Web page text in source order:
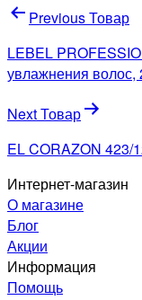
Навигация
по
записям
Previous Товар
LEBEL
увлажнения волос,
Next Товар
EL CORAZON 423/
Интернет-магазин
О магазине
Блог
Акции
Информация
Помощь